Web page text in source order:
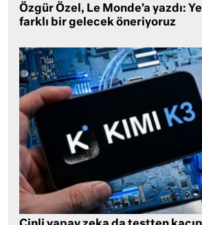
Özgür Özel, Le Monde’a yazdı:
farklı bir gelecek öneriyoruz